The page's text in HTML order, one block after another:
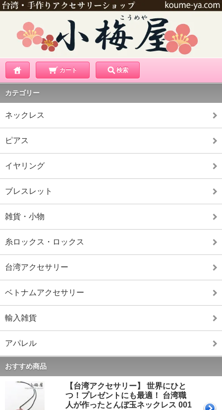
カート 検索
カテゴリー
ネックレス
ピアス
イヤリング
ブレスレット
雑貨・小物
糸ロックス・ロックス
台湾アクセサリー
ベトナムアクセサリー
輸入雑貨
アパレル
おすすめ商品
【台湾アクセサリー】 世界にひと
つ！プレゼントにも最適！ 台湾職
人が作ったとんぼ玉ネックレス 001